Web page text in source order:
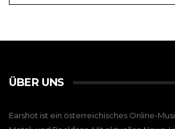
ÜBER UNS
Earshot ist ein österreichisches Online-